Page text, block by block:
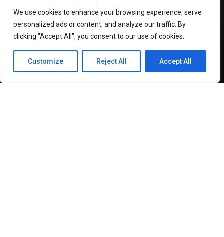
We use cookies to enhance your browsing experience, serve
personalized ads or content, and analyze our traffic. By
clicking "Accept All", you consent to our use of cookies.
Customize Reject All Accept All